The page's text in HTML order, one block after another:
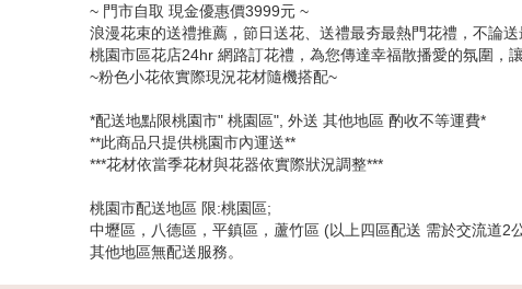
~ 門市自取 現金優惠價3999元 ~
浪漫花束的送禮推薦，節日送花、送禮最夯最熱門花禮，不論
桃園市區花店24hr 網路訂花禮，為您傳達幸福散播愛的氛圍，
~粉色小花依實際現況花材隨機搭配~
*配送地點限桃園市" 桃園區", 外送 其他地區 酌收不等運費*
**此商品只提供桃園市內運送**
***花材依當季花材與花器依實際狀況調整***
桃園市配送地區 限:桃園區;
中壢區，八德區，平鎮區，蘆竹區 (以上四區配送 需於交流道2
其他地區無配送服務。